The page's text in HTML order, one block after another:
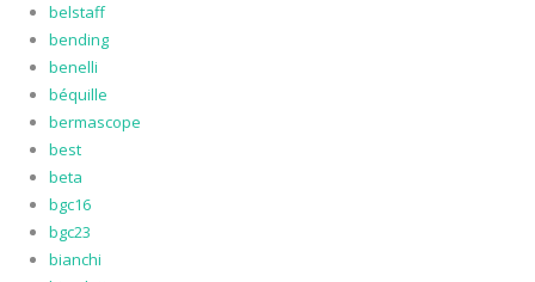
belstaff
bending
benelli
béquille
bermascope
best
beta
bgc16
bgc23
bianchi